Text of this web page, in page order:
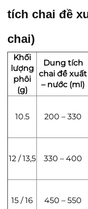
tích chai đề
chai)
Khối
lượng
phôi
(g)
Dung tích
chai đề xuất
– nước (ml)
10.5 200 – 330
12 / 13,5 330 – 400
15 / 16 450 – 550